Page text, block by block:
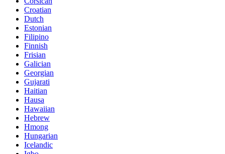
Croatian
Dutch
Estonian
Filipino
Finnish
Frisian
Galician
Georgian
Gujarati
Haitian
Hausa
Hawaiian
Hebrew
Hmong
Hungarian
Icelandic